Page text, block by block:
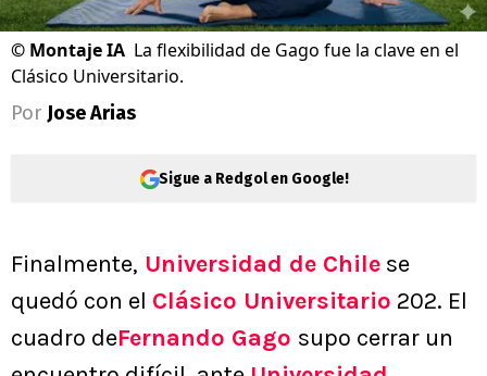
© Montaje IA La flexibilidad de Gago fue la clave en el
Clásico Universitario.
Por Jose Arias
Sigue a Redgol en Google!
Finalmente, Universidad de Chile se
quedó con el Clásico Universitario 202. El
cuadro deFernando Gago supo cerrar un